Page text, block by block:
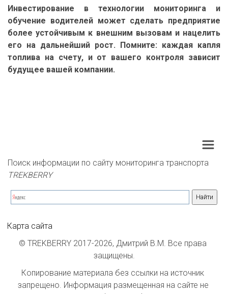
Инвестирование в технологии мониторинга и
обучение водителей может сделать предприятие
более устойчивым к внешним вызовам и нацелить
его на дальнейший рост. Помните: каждая капля
топлива на счету, и от вашего контроля зависит
будущее вашей компании.
Поиск информации по сайту мониторинга транспорта
TREKBERRY
Карта сайта
© TREKBERRY 2017-2026, Дмитрий В.М. Все права
защищены.
Копирование материала без ссылки на источник
запрещено. Информация размещенная на сайте не